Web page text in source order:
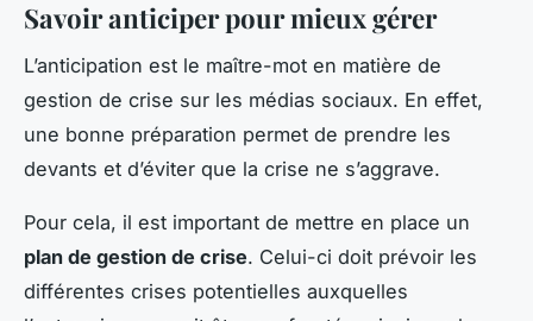
Savoir anticiper pour mieux gérer
L’anticipation est le maître-mot en matière de
gestion de crise sur les médias sociaux. En effet,
une bonne préparation permet de prendre les
devants et d’éviter que la crise ne s’aggrave.
Pour cela, il est important de mettre en place un
plan de gestion de crise. Celui-ci doit prévoir les
différentes crises potentielles auxquelles